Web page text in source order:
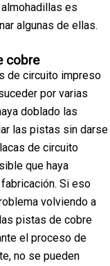
es
algunas de ellas.
cobre
de circuito impreso
por varias
doblado las
las pistas sin darse
de circuito
que haya
Si eso
volviendo a
pistas de cobre
el proceso de
no se pueden